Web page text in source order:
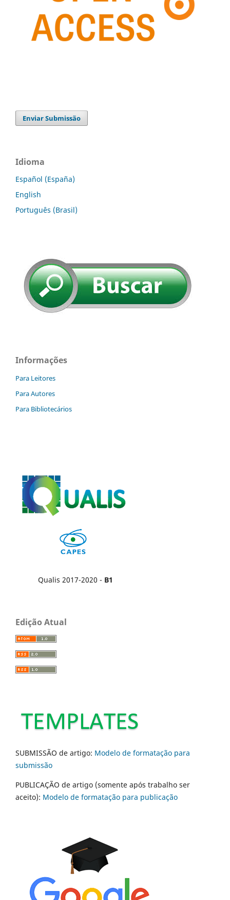
Enviar Submissão
Idioma
Español (España)
English
Português (Brasil)
Informações
Para Leitores
Para Autores
Para Bibliotecários
Qualis 2017-2020 - B1
Edição Atual
SUBMISSÃO de artigo: Modelo de formatação para
submissão
PUBLICAÇÃO de artigo (somente após trabalho ser
aceito): Modelo de formatação para publicação